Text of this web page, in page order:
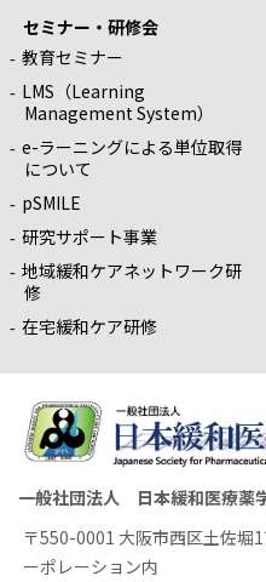
セミナー・研修会
教育セミナー
LMS（Learning
Management System）
e-ラーニングによる単位取得
について
pSMILE
研究サポート事業
地域緩和ケアネットワーク研
修
在宅緩和ケア研修
一般社団法人 日本緩和医療薬
〒550-0001 大阪市西区土佐堀
ーポレーション内